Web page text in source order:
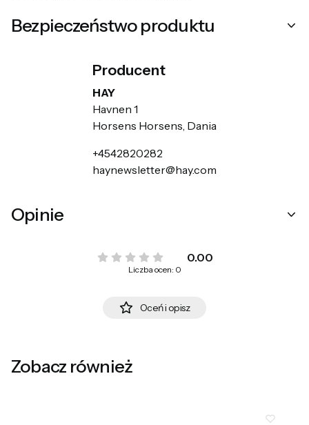
Bezpieczeństwo produktu
Producent
HAY
Havnen 1
Horsens Horsens, Dania
+4542820282
haynewsletter@hay.com
Opinie
0.00
Liczba ocen: 0
Oceń i opisz
Zobacz również